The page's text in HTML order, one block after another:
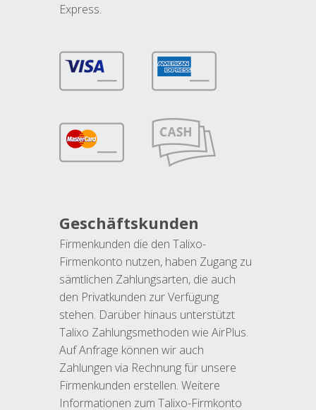
Express.
Geschäftskunden
Firmenkunden die den Talixo-
Firmenkonto nutzen, haben Zugang zu
sämtlichen Zahlungsarten, die auch
den Privatkunden zur Verfügung
stehen. Darüber hinaus unterstützt
Talixo Zahlungsmethoden wie AirPlus.
Auf Anfrage können wir auch
Zahlungen via Rechnung für unsere
Firmenkunden erstellen. Weitere
Informationen zum Talixo-Firmkonto